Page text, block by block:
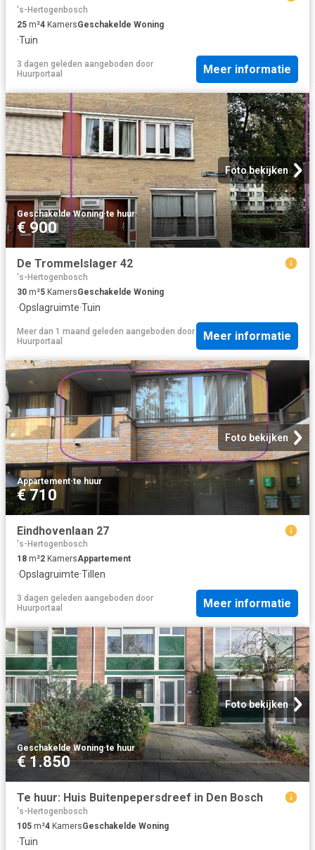
's-Hertogenbosch
25 m²4 KamersGeschakelde Woning
·Tuin
3 dagen geleden aangeboden door
Huurportaal
Meer informatie
Foto bekijken
Geschakelde Woning·te huur
€ 900
De Trommelslager 42
's-Hertogenbosch
30 m²5 KamersGeschakelde Woning
·Opslagruimte·Tuin
Meer dan 1 maand geleden aangeboden door
Huurportaal
Meer informatie
Foto bekijken
Appartement·te huur
€ 710
Eindhovenlaan 27
's-Hertogenbosch
18 m²2 KamersAppartement
·Opslagruimte·Tillen
3 dagen geleden aangeboden door
Huurportaal
Meer informatie
Foto bekijken
Geschakelde Woning·te huur
€ 1.850
Te huur: Huis Buitenpepersdreef in Den Bosch
's-Hertogenbosch
105 m²4 KamersGeschakelde Woning
·Tuin